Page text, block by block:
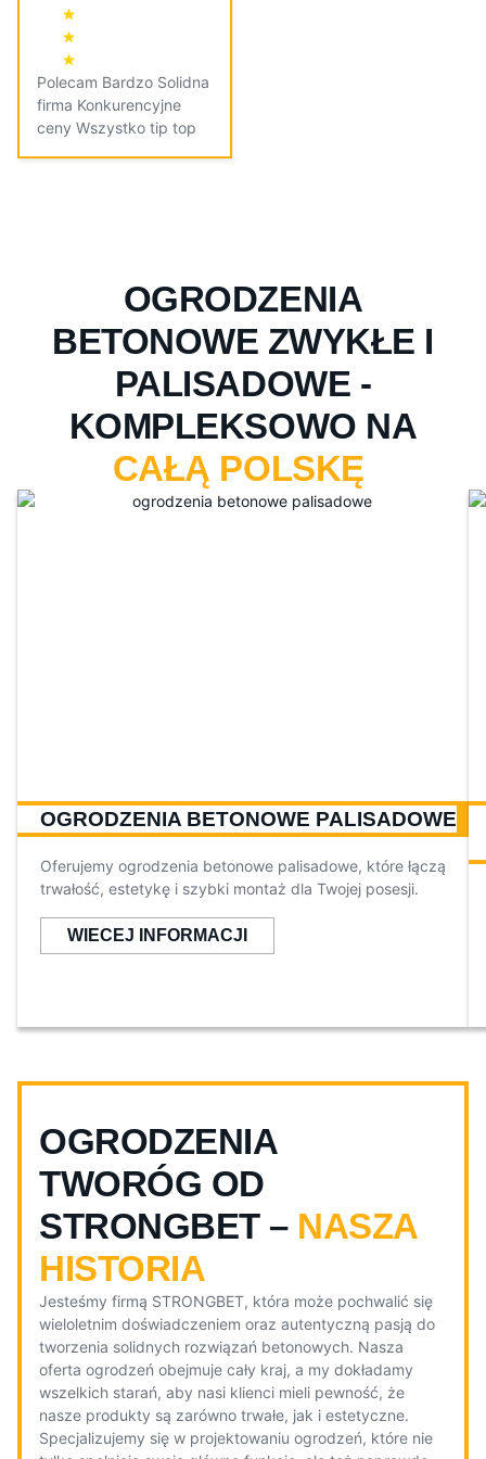
Polecam Bardzo Solidna
firma Konkurencyjne
ceny Wszystko tip top
OGRODZENIA
BETONOWE ZWYKŁE I
PALISADOWE -
KOMPLEKSOWO NA
CAŁĄ POLSKĘ
OGRODZENIA BETONOWE PALISADOWE
Oferujemy ogrodzenia betonowe palisadowe, które łączą
trwałość, estetykę i szybki montaż dla Twojej posesji.
WIECEJ INFORMACJI
OGRODZENIA
TWORÓG OD
STRONGBET – NASZA
HISTORIA
Jesteśmy firmą STRONGBET, która może pochwalić się
wieloletnim doświadczeniem oraz autentyczną pasją do
tworzenia solidnych rozwiązań betonowych. Nasza
oferta ogrodzeń obejmuje cały kraj, a my dokładamy
wszelkich starań, aby nasi klienci mieli pewność, że
nasze produkty są zarówno trwałe, jak i estetyczne.
Specjalizujemy się w projektowaniu ogrodzeń, które nie